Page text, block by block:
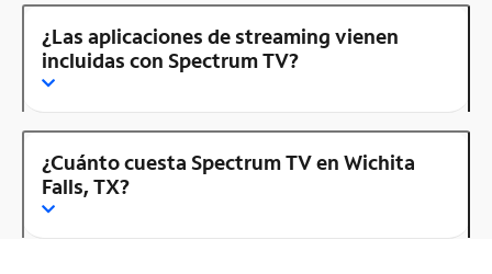
¿Las aplicaciones de streaming vienen
incluidas con Spectrum TV?
¿Cuánto cuesta Spectrum TV en Wichita
Falls, TX?